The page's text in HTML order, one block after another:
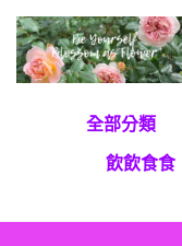
全部分類
飲飲食食